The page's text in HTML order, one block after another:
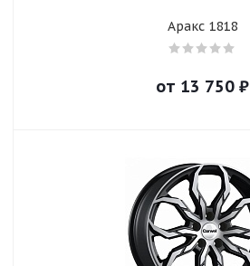
Аракс 1818
от 13 750₽